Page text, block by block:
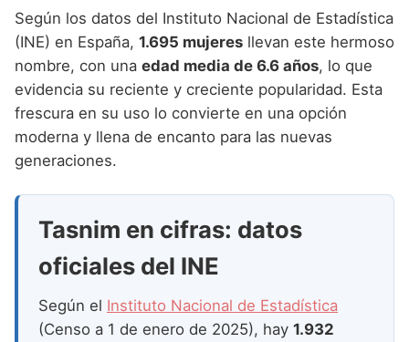
Nombres de Niña que empiezan por N
Nombres de Niña que empiezan por O
Nombres de Niña que empiezan por P
Nombres de Niña que empiezan por Q
Nombres de Niña que empiezan por V
Nombres de Niña Portugueses
Nombres de Niña Rumanos
Nombres de Niña Rusos
Nombres de Niña Suecos
Nombres de Niña Gallegos
Nombres de Niña Madrileños
Nombres de Niña Murcianos
Nombres de Niña Navarros
Nombres de Niña Valencianos
Nombres de Niña Vascos
Según los datos del Instituto Nacional de Estadística
(INE) en España, 1.695 mujeres llevan este hermoso
nombre, con una edad media de 6.6 años, lo que
evidencia su reciente y creciente popularidad. Esta
frescura en su uso lo convierte en una opción
moderna y llena de encanto para las nuevas
generaciones.
Tasnim en cifras: datos
oficiales del INE
Según el Instituto Nacional de Estadística
(Censo a 1 de enero de 2025), hay 1.932